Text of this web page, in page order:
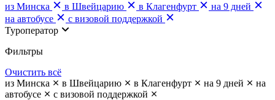
из Минска
в Швейцарию в Клагенфурт
на 9 дней
на автобусе
с визовой поддержкой
Туроператор
Фильтры
Очистить всё
из Минска
в Швейцарию в Клагенфурт на 9 дней
на
автобусе
с визовой поддержкой